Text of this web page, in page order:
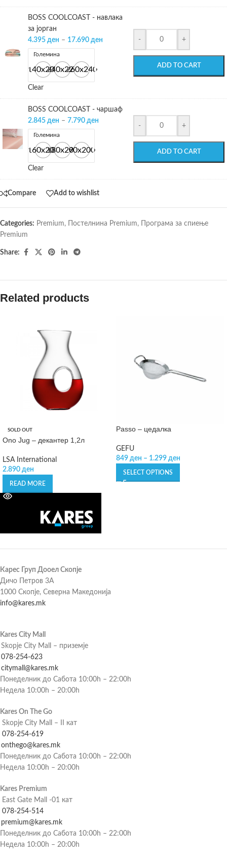
BOSS COOLCOAST - навлака
за јорган
4.395 ден – 17.690 ден
Големина
140х200240х220260х240
Clear
- +
ADD TO CART
BOSS COOLCOAST - чаршаф
2.845 ден – 7.790 ден
Големина
160x200180x20090x200
Clear
- +
ADD TO CART
Compare Add to wishlist
Categories: Premium, Постелнина Premium,
Програма за спиење
Premium
Share:
Related products
SOLD OUT
Ono Jug – декантер 1,2л
LSA International
2.890 ден
READ MORE
Passo – цедалка
GEFU
849 ден – 1.299 ден
SELECT OPTIONS
Карес Груп Дооел Скопје
Дичо Петров 3А
1000 Скопје, Северна Македонија
info@kares.mk
Kares City Mall
Skopje City Mall – приземје
078-254-623
citymall@kares.mk
Понеделник до Сабота 10:00h – 22:00h
Недела 10:00h – 20:00h
Kares On The Go
Skopje City Mall – II кат
078-254-619
onthego@kares.mk
Понеделник до Сабота 10:00h – 22:00h
Недела 10:00h – 20:00h
Kares Premium
East Gate Mall -01 кат
078-254-514
premium@kares.mk
Понеделник до Сабота 10:00h – 22:00h
Недела 10:00h – 20:00h